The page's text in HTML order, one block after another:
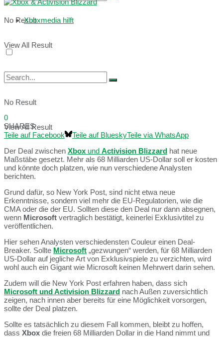
No Result
View All Result
Xboxmedia hilft
No Result
View All Result
0
SHARES
Teile auf Facebook
Teile auf BlueskyTeile via WhatsApp
Der Deal zwischen Xbox und Activision Blizzard hat neue
Maßstäbe gesetzt. Mehr als 68 Milliarden US-Dollar soll er kosten
und könnte doch platzen, wie nun verschiedene Analysten
berichten.
Grund dafür, so New York Post, sind nicht etwa neue
Erkenntnisse, sondern viel mehr die EU-Regulatorien, wie die
CMA oder die der EU. Sollten diese den Deal nur dann absegnen,
wenn Microsoft vertraglich bestätigt, keinerlei Exklusivtitel zu
veröffentlichen.
Hier sehen Analysten verschiedensten Couleur einen Deal-
Breaker. Sollte Microsoft „gezwungen“ werden, für 68 Milliarden
US-Dollar auf jegliche Art von Exklusivspiele zu verzichten, wird
wohl auch ein Gigant wie Microsoft keinen Mehrwert darin sehen.
Zudem will die New York Post erfahren haben, dass sich
Microsoft und Activision Blizzard nach Außen zuversichtlich
zeigen, nach innen aber bereits für eine Möglichkeit vorsorgen,
sollte der Deal platzen.
Sollte es tatsächlich zu diesem Fall kommen, bleibt zu hoffen,
dass Xbox die freien 68 Milliarden Dollar in die Hand nimmt und